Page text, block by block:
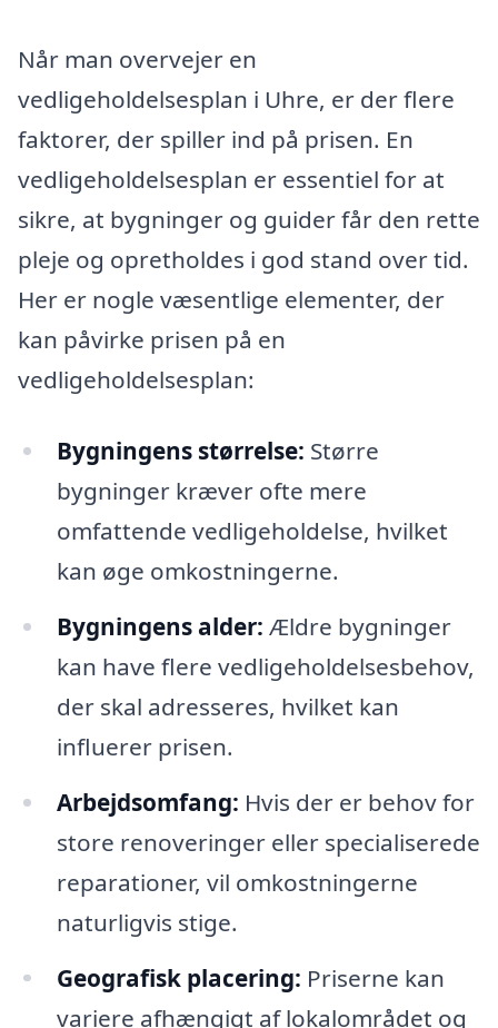
Når man overvejer en
vedligeholdelsesplan i Uhre, er der flere
faktorer, der spiller ind på prisen. En
vedligeholdelsesplan er essentiel for at
sikre, at bygninger og guider får den rette
pleje og opretholdes i god stand over tid.
Her er nogle væsentlige elementer, der
kan påvirke prisen på en
vedligeholdelsesplan:
Bygningens størrelse: Større
bygninger kræver ofte mere
omfattende vedligeholdelse, hvilket
kan øge omkostningerne.
Bygningens alder: Ældre bygninger
kan have flere vedligeholdelsesbehov,
der skal adresseres, hvilket kan
influerer prisen.
Arbejdsomfang: Hvis der er behov for
store renoveringer eller specialiserede
reparationer, vil omkostningerne
naturligvis stige.
Geografisk placering: Priserne kan
variere afhængigt af lokalområdet og